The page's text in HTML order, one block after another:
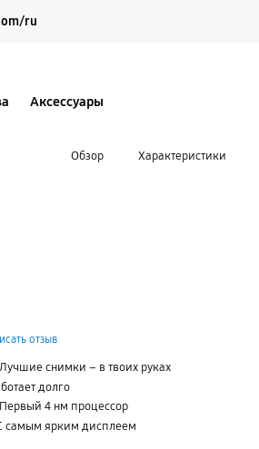
ru
Аксессуары
Обзор Характеристики
отзыв
снимки – в твоих руках
долго
4 нм процессор
самым ярким дисплеем